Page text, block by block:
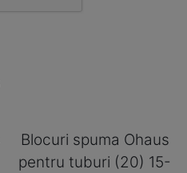
Blocuri spuma Ohaus
pentru tuburi (20) 15-